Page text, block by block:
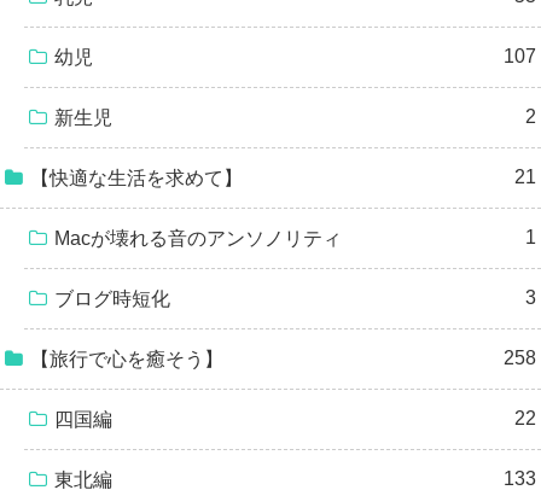
幼児 107
新生児 2
【快適な生活を求めて】 21
Macが壊れる音のアンソノリティ 1
ブログ時短化 3
【旅行で心を癒そう】 258
四国編 22
東北編 133